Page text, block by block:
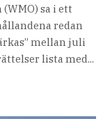
sa i ett
redan
mellan juli
lista med...